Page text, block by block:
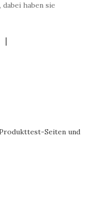
haben sie